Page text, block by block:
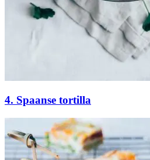
4. Spaanse tortilla